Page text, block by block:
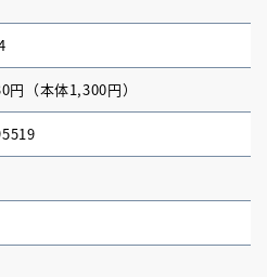
円（本体1,300円）